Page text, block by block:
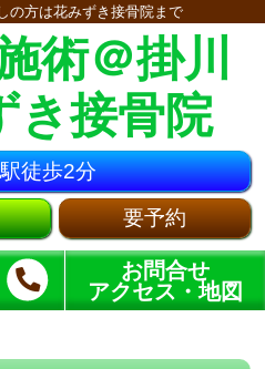
の方は花みずき接骨院まで
術＠掛川
き接骨院
徒歩2分
要予約
お問合せ
アクセス・地図